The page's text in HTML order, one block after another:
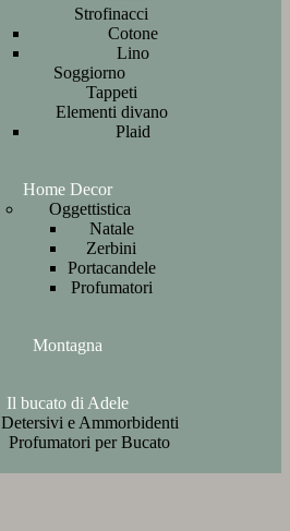
Strofinacci
Cotone
Lino
Soggiorno
Tappeti
Elementi divano
Plaid
Home Decor
Oggettistica
Natale
Zerbini
Portacandele
Profumatori
Montagna
Il bucato di Adele
Detersivi e Ammorbidenti
Profumatori per Bucato